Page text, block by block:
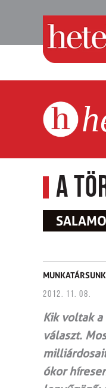
A
2012. 11. 08.
Kik voltak
választ.
ókor